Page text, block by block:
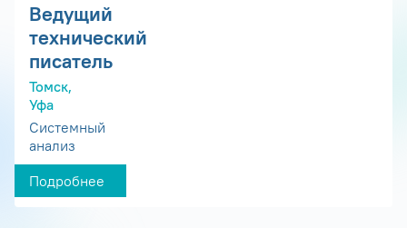
Ведущий
технический
писатель
Томск,
Уфа
Системный
анализ
Подробнее